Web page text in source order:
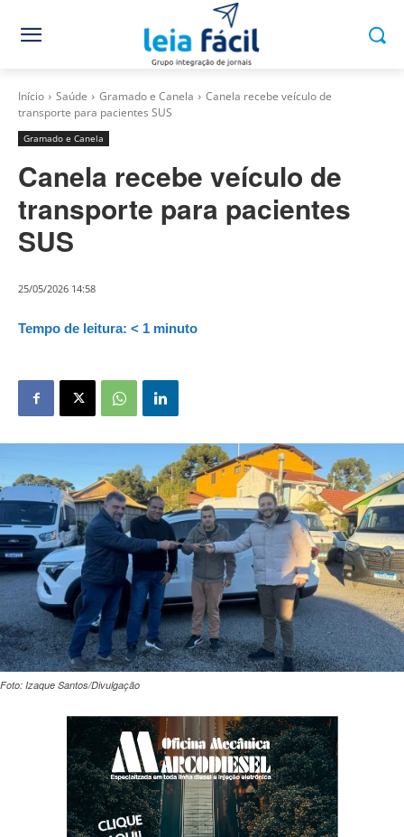
Início Saúde Gramado e Canela
Canela recebe veículo de
transporte para pacientes SUS
Gramado e Canela
Canela recebe veículo de
transporte para pacientes
SUS
25/05/2026 14:58
Tempo de leitura: < 1 minuto
Foto: Izaque Santos/Divulgação